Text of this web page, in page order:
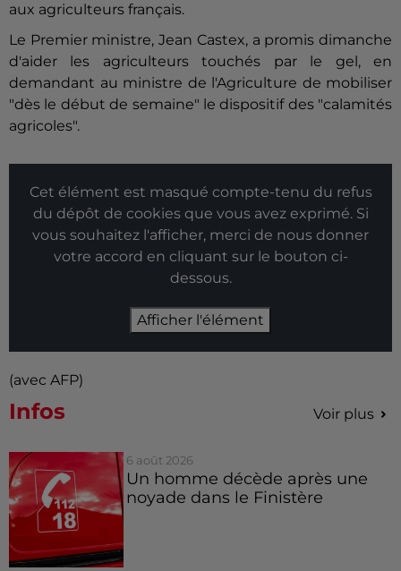
aux agriculteurs français.
Le Premier ministre, Jean Castex, a promis dimanche
d'aider les agriculteurs touchés par le gel, en
demandant au ministre de l'Agriculture de mobiliser
"dès le début de semaine" le dispositif des "calamités
agricoles".
Cet élément est masqué compte-tenu du refus
du dépôt de cookies que vous avez exprimé. Si
vous souhaitez l'afficher, merci de nous donner
votre accord en cliquant sur le bouton ci-
dessous.
Afficher l'élément
(avec AFP)
Infos Voir plus
6 août 2026
Un homme décède après une
noyade dans le Finistère